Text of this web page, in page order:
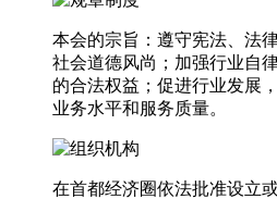
本会的宗旨：遵守宪法、法
社会道德风尚；加强行业自
的合法权益；促进行业发展
业务水平和服务质量。
在首都经济圈依法批准设立